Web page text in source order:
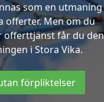
som en utmaning
offerter. Men om du
offerttjänst får du den
i Stora Vika.
förpliktelser